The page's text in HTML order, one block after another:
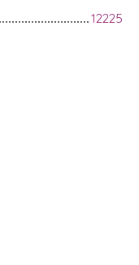
12225